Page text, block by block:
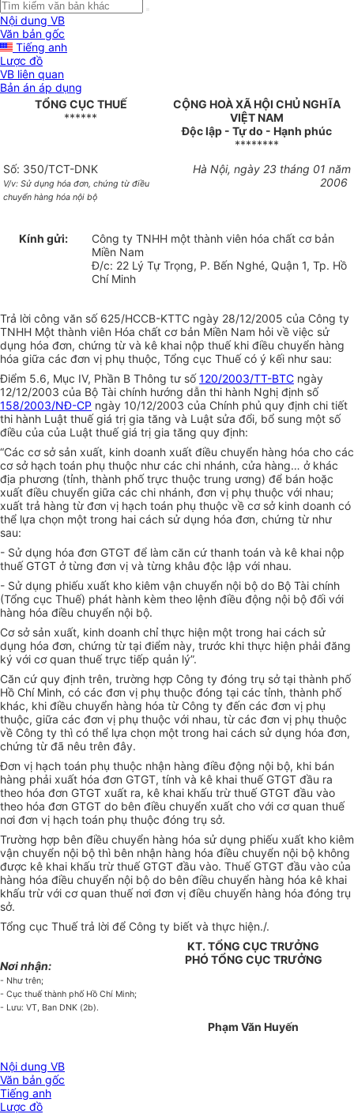
Nội dung VB
Văn bản gốc
Tiếng anh
Lược đồ
VB liên quan
Bản án áp dụng
TỔNG CỤC THUẾ
******
CỘNG HOÀ XÃ HỘI CHỦ NGHĨA
VIỆT NAM
Độc lập - Tự do - Hạnh phúc
********
Số: 350/TCT-DNK
V/v: Sử dụng hóa đơn, chứng từ điều
chuyển hàng hóa nội bộ
Hà Nội, ngày 23 tháng 01 năm
2006
Kính gửi:
Công ty TNHH một thành viên hóa chất cơ bản
Miền Nam
Đ/c: 22 Lý Tự Trọng, P. Bến Nghé, Quận 1, Tp. Hồ
Chí Minh
Trả lời công văn số 625/HCCB-KTTC ngày 28/12/2005 của Công ty
TNHH Một thành viên Hóa chất cơ bản Miền Nam hỏi về việc sử
dụng hóa đơn, chứng từ và kê khai nộp thuế khi điều chuyển hàng
hóa giữa các đơn vị phụ thuộc, Tổng cục Thuế có ý kếi như sau:
Điểm 5.6, Mục IV, Phần B Thông tư số120/2003/TT-BTC ngày
12/12/2003 của Bộ Tài chính hướng dẫn thi hành Nghị định số
158/2003/NĐ-CP ngày 10/12/2003 của Chính phủ quy định chi tiết
thi hành Luật thuế giá trị gia tăng và Luật sửa đổi, bổ sung một số
điều của của Luật thuế giá trị gia tăng quy định:
“Các cơ sở sản xuất, kinh doanh xuất điều chuyển hàng hóa cho các
cơ sở hạch toán phụ thuộc như các chi nhánh, cửa hàng… ở khác
địa phương (tỉnh, thành phố trực thuộc trung ương) để bán hoặc
xuất điều chuyển giữa các chi nhánh, đơn vị phụ thuộc với nhau;
xuất trả hàng từ đơn vị hạch toán phụ thuộc về cơ sở kinh doanh có
thể lựa chọn một trong hai cách sử dụng hóa đơn, chứng từ như
sau:
- Sử dụng hóa đơn GTGT để làm căn cứ thanh toán và kê khai nộp
thuế GTGT ở từng đơn vị và từng khâu độc lập với nhau.
- Sử dụng phiếu xuất kho kiêm vận chuyển nội bộ do Bộ Tài chính
(Tổng cục Thuế) phát hành kèm theo lệnh điều động nội bộ đối với
hàng hóa điều chuyển nội bộ.
Cơ sở sản xuất, kinh doanh chỉ thực hiện một trong hai cách sử
dụng hóa đơn, chứng từ tại điểm này, trước khi thực hiện phải đăng
ký với cơ quan thuế trực tiếp quản lý”.
Căn cứ quy định trên, trường hợp Công ty đóng trụ sở tại thành phố
Hồ Chí Minh, có các đơn vị phụ thuộc đóng tại các tỉnh, thành phố
khác, khi điều chuyển hàng hóa từ Công ty đến các đơn vị phụ
thuộc, giữa các đơn vị phụ thuộc với nhau, từ các đơn vị phụ thuộc
về Công ty thì có thể lựa chọn một trong hai cách sử dụng hóa đơn,
chứng từ đã nêu trên đây.
Đơn vị hạch toán phụ thuộc nhận hàng điều động nội bộ, khi bán
hàng phải xuất hóa đơn GTGT, tính và kê khai thuế GTGT đầu ra
theo hóa đơn GTGT xuất ra, kê khai khấu trừ thuế GTGT đầu vào
theo hóa đơn GTGT do bên điều chuyển xuất cho với cơ quan thuế
nơi đơn vị hạch toán phụ thuộc đóng trụ sở.
Trường hợp bên điều chuyển hàng hóa sử dụng phiếu xuất kho kiêm
vận chuyển nội bộ thì bên nhận hàng hóa điều chuyển nội bộ không
được kê khai khấu trừ thuế GTGT đầu vào. Thuế GTGT đầu vào của
hàng hóa điều chuyển nội bộ do bên điều chuyển hàng hóa kê khai
khấu trừ với cơ quan thuế nơi đơn vị điều chuyển hàng hóa đóng trụ
sở.
Tổng cục Thuế trả lời để Công ty biết và thực hiện./.
Nơi nhận:
- Như trên;
- Cục thuế thành phố Hồ Chí Minh;
- Lưu: VT, Ban DNK (2b).
KT. TỔNG CỤC TRƯỞNG
PHÓ TỔNG CỤC TRƯỞNG
Phạm Văn Huyến
Nội dung VB
Văn bản gốc
Tiếng anh
Lược đồ